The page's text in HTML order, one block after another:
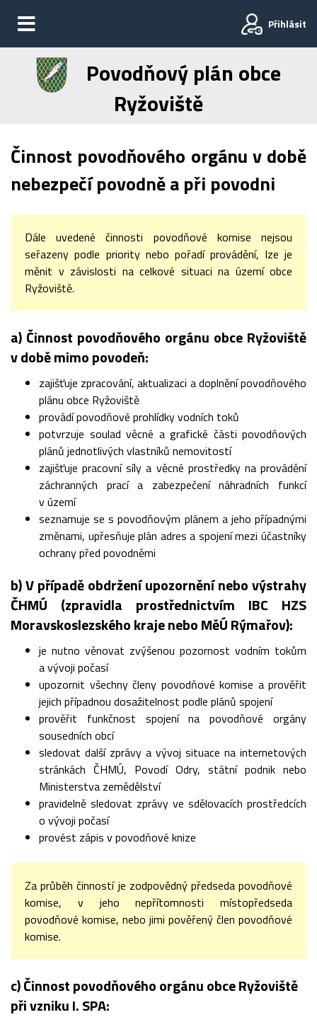
Přihlásit
Povodňový plán obce
Ryžoviště
Činnost povodňového orgánu v době
nebezpečí povodně a při povodni
Dále uvedené činnosti povodňové komise nejsou
seřazeny podle priority nebo pořadí provádění, lze je
měnit v závislosti na celkové situaci na území obce
Ryžoviště.
a) Činnost povodňového orgánu obce Ryžoviště
v době mimo povodeň:
zajišťuje zpracování, aktualizaci a doplnění povodňového
plánu obce Ryžoviště
provádí povodňové prohlídky vodních toků
potvrzuje soulad věcné a grafické části povodňových
plánů jednotlivých vlastníků nemovitostí
zajišťuje pracovní síly a věcné prostředky na provádění
záchranných prací a zabezpečení náhradních funkcí
v území
seznamuje se s povodňovým plánem a jeho případnými
změnami, upřesňuje plán adres a spojení mezi účastníky
ochrany před povodněmi
b) V případě obdržení upozornění nebo výstrahy
ČHMÚ (zpravidla prostřednictvím IBC HZS
Moravskoslezského kraje nebo MěÚ Rýmařov):
je nutno věnovat zvýšenou pozornost vodním tokům
a vývoji počasí
upozornit všechny členy povodňové komise a prověřit
jejich případnou dosažitelnost podle plánů spojení
prověřit funkčnost spojení na povodňové orgány
sousedních obcí
sledovat další zprávy a vývoj situace na internetových
stránkách ČHMÚ, Povodí Odry, státní podnik nebo
Ministerstva zemědělství
pravidelně sledovat zprávy ve sdělovacích prostředcích
o vývoji počasí
provést zápis v povodňové knize
Za průběh činností je zodpovědný předseda povodňové
komise, v jeho nepřítomnosti místopředseda
povodňové komise, nebo jimi pověřený člen povodňové
komise.
c) Činnost povodňového orgánu obce Ryžoviště
při vzniku I. SPA: